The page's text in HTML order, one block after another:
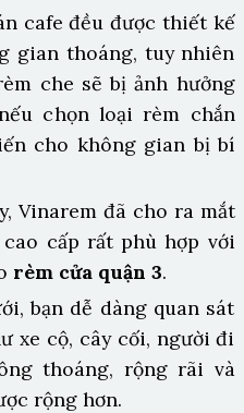
cafe đều được thiết kế
gian thoáng, tuy nhiên
che sẽ bị ảnh hưởng
chọn loại rèm chắn
cho không gian bị bí
Vinarem đã cho ra mắt
cấp rất phù hợp với
rèm cửa quận 3.
bạn dễ dàng quan sát
xe cộ, cây cối, người đi
thoáng, rộng rãi và
rộng hơn.